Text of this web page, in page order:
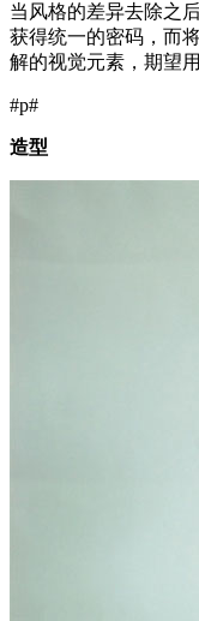
当风格的差异去除之
获得统一的密码，而
解的视觉元素，期望
#p#
造型